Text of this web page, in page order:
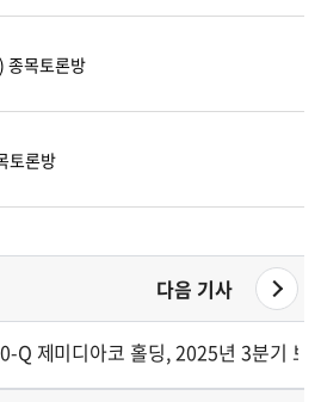
AMZN
다음 기사
Q 제출 지연
미디아코 홀딩, 2025년 3분기 보